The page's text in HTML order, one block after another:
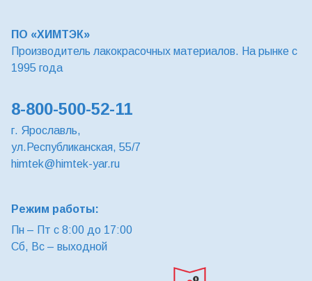
ПО «ХИМТЭК»
Производитель лакокрасочных материалов. На рынке с
1995 года
8-800-500-52-11
г. Ярославль,
ул.Республиканская, 55/7
himtek@himtek-yar.ru
Режим работы:
Пн – Пт с 8:00 до 17:00
Сб, Вс – выходной